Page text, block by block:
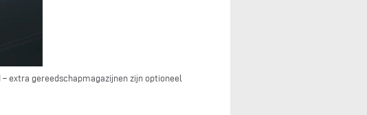
extra gereedschapmagazijnen zijn optioneel